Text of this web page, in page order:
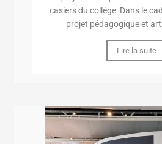
casiers du collège Dans le
projet pédagogique et
Lire la suite